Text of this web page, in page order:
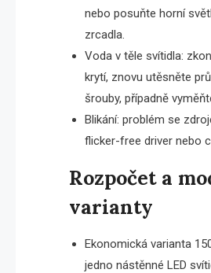
nebo posuňte horní
zrcadla.
Voda v těle svítidla:
krytí, znovu utěsněte
šrouby, případně
Blikání: problém se
flicker-free driver nebo
Rozpočet a
varianty
Ekonomická varianta
jedno nástěnné LED